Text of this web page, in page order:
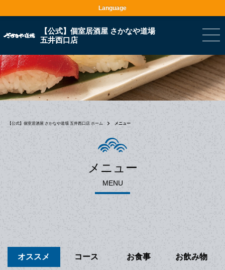
【公式】個室居酒屋 さかなや道場
五井西口店
【公式】個室居酒屋 さかなや道場 五井西口店 ホーム メニュー
メニュー
MENU
オススメ コース お食事 お飲み物
Language